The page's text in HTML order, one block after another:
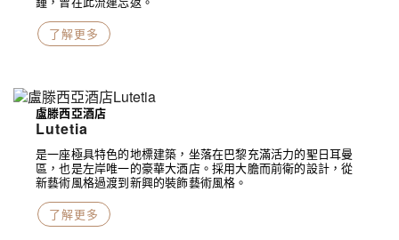
了解更多
盧滕西亞酒店
Lutetia
是一座極具特色的地標建築，坐落在巴黎充滿活力的聖日耳曼
區，也是左岸唯一的豪華大酒店。採用大膽而前衛的設計，從
新藝術風格過渡到新興的裝飾藝術風格。
了解更多